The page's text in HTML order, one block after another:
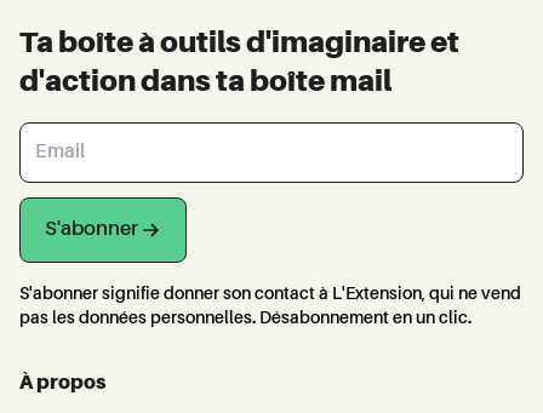
Ta boîte à outils d'imaginaire et
d'action dans ta boîte mail
S'abonner
S'abonner signifie donner son contact à L'Extension, qui ne vend
pas les données personnelles. Désabonnement en un clic.
À propos